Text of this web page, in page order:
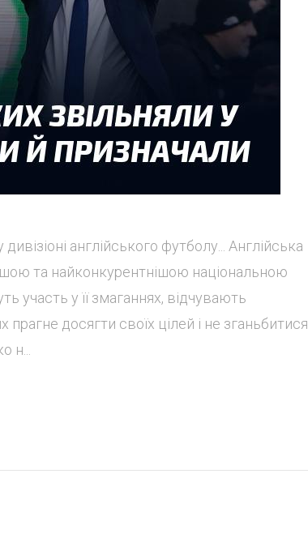
англійського футболу... Англійська
та найконкурентнішою національною
участь у її змаганнях, відчувають
досягти своїх цілей і не зганьбитися.
н...